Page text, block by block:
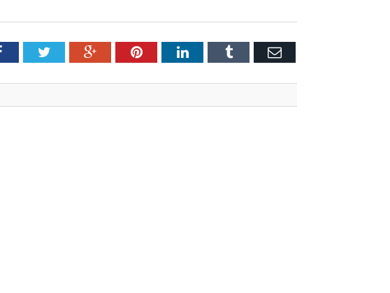
FacebookTwitter Google+PinterestLinkedInTumblr Емейл